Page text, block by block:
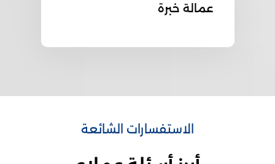
عمالة خبرة
الاستفسارات الشائعة